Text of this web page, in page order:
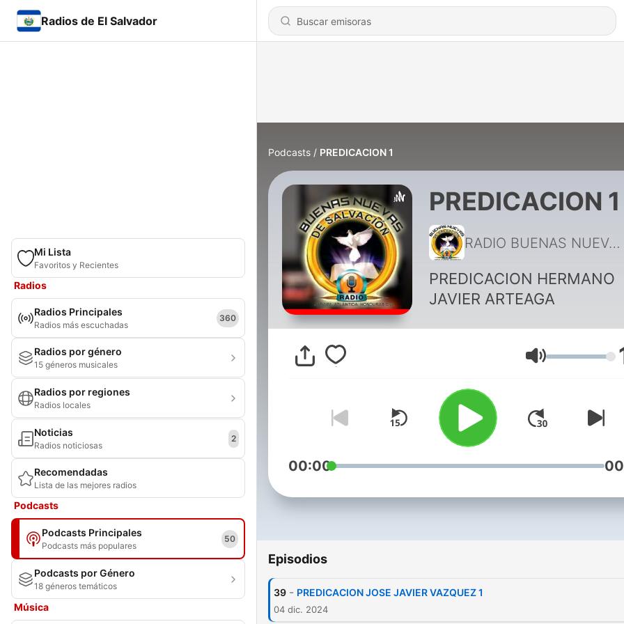
Radios de El Salvador
Mi Lista
Favoritos y Recientes
Radios
Radios Principales
Radios más escuchadas
360
Radios por género
15 géneros musicales
Radios por regiones
Radios locales
Noticias
Radios noticiosas
2
Recomendadas
Lista de las mejores radios
Podcasts
Podcasts Principales
Podcasts más populares
50
Podcasts por Género
18 géneros temáticos
Música
Podcasts PREDICACION 1
PREDICACION 1
RADIO BUENAS NUEVAS DE SALVACION HONDURAS2
PREDICACION HERMANO
JAVIER ARTEAGA
Volumen
00:00
Episodios
39 - PREDICACION JOSE JAVIER VAZQUEZ 1
04 dic. 2024